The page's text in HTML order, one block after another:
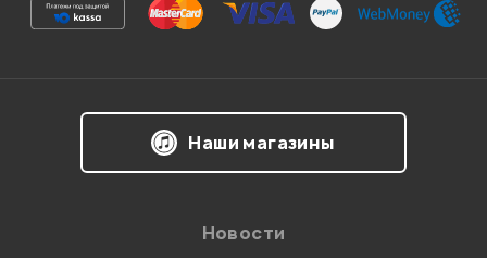
Наши магазины
Новости